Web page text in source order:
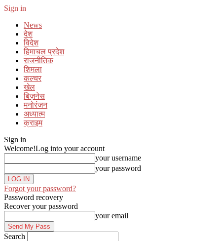
Sign in
News
देश
विदेश
हिमाचल प्रदेश
राजनीतिक
शिमला
कल्चर
खेल
बिज़नेस
मनोरंजन
अध्यात्म
क्राइम
Sign in
Welcome!Log into your account
your username
your password
Forgot your password?
Password recovery
Recover your password
your email
Search